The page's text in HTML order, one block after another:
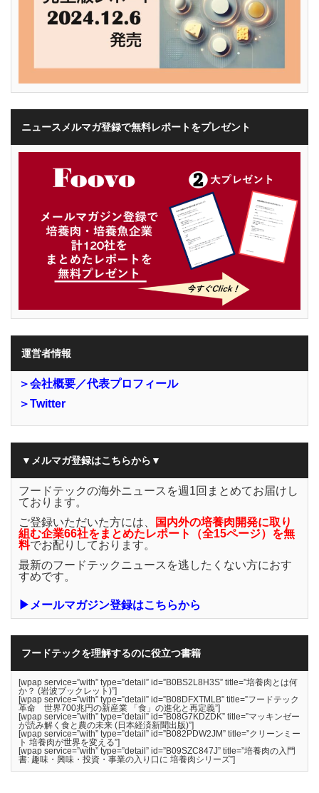
ニュースメルマガ登録で無料レポートをプレゼント
運営者情報
＞会社概要／代表プロフィール
＞Twitter
▼メルマガ登録はこちらから▼
フードテックの海外ニュースを週1回まとめてお届けし
ております。
ご登録いただいた方には、
国内外の培養肉開発に取り
組む企業66社をまとめたレポート（全15ページ）を無
料でお配りしております。
最新のフードテックニュースを逃したくない方におす
すめです。
▶メールマガジン登録はこちらから
フードテックを理解するのに役立つ書籍
[wpap service=”with” type=”detail” id=”B0BS2L8H3S” title=”培養肉とは何
か？ (岩波ブックレット)”]
[wpap service=”with” type=”detail” id=”B08DFXTMLB” title=”フードテック
革命 世界700兆円の新産業 「食」の進化と再定義”]
[wpap service=”with” type=”detail” id=”B08G7KDZDK” title=”マッキンゼー
が読み解く食と農の未来 (日本経済新聞出版)”]
[wpap service=”with” type=”detail” id=”B082PDW2JM” title=”クリーンミー
ト 培養肉が世界を変える”]
[wpap service=”with” type=”detail” id=”B09SZC847J” title=”培養肉の入門
書: 趣味・興味・投資・事業の入り口に 培養肉シリーズ”]